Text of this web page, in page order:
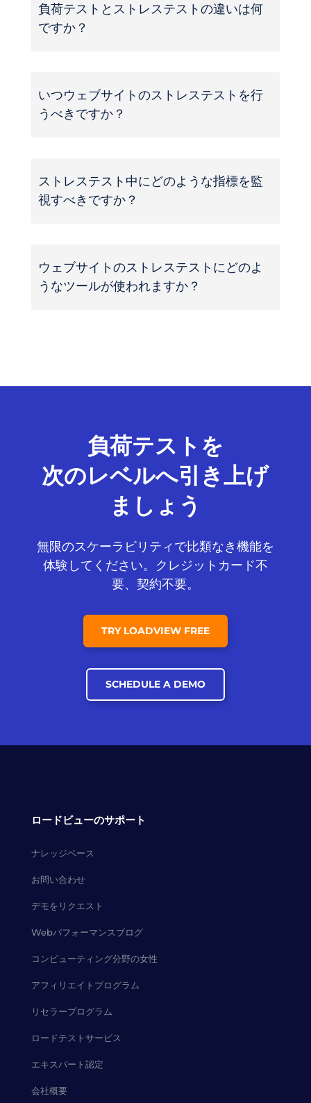
負荷テストとストレステストの違いは何
ですか？
いつウェブサイトのストレステストを行
うべきですか？
ストレステスト中にどのような指標を監
視すべきですか？
ウェブサイトのストレステストにどのよ
うなツールが使われますか？
負荷テストを
次のレベルへ引き上げ
ましょう
無限のスケーラビリティで比類なき機能を
体験してください。クレジットカード不
要、契約不要。
TRY LOADVIEW FREE
SCHEDULE A DEMO
ロードビューのサポート
ナレッジベース
お問い合わせ
デモをリクエスト
Webパフォーマンスブログ
コンピューティング分野の女性
アフィリエイトプログラム
リセラープログラム
ロードテストサービス
エキスパート認定
会社概要